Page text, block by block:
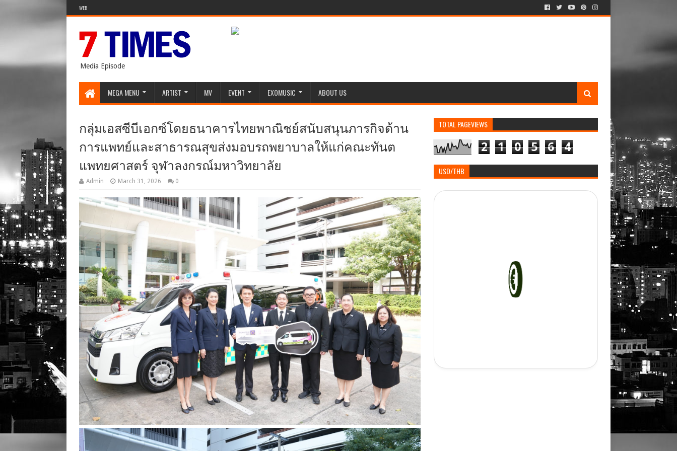
WEB
Media Episode
MEGA MENU ARTIST MV EVENT EXOMUSIC ABOUT US
กลุ่มเอสซีบีเอกซ์โดยธนาคารไทยพาณิชย์สนับสนุนภารกิจด้าน
การแพทย์และสาธารณสุขส่งมอบรถพยาบาลให้แก่คณะทันต
แพทยศาสตร์ จุฬาลงกรณ์มหาวิทยาลัย
Admin March 31, 2026 0
TOTAL PAGEVIEWS
2 1 0 5 6 4
USD/THB